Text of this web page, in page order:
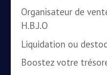
Organisateur de
H.B.J.O
Liquidation ou
Boostez votre